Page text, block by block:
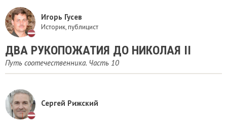
Игорь Гусев
Историк, публицист
ДВА РУКОПОЖАТИЯ ДО НИКОЛАЯ II
Путь соотечественника. Часть 10
Сергей Рижский